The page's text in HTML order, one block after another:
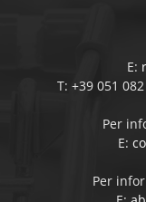
E:
T: +39 051
Per
E:
Per